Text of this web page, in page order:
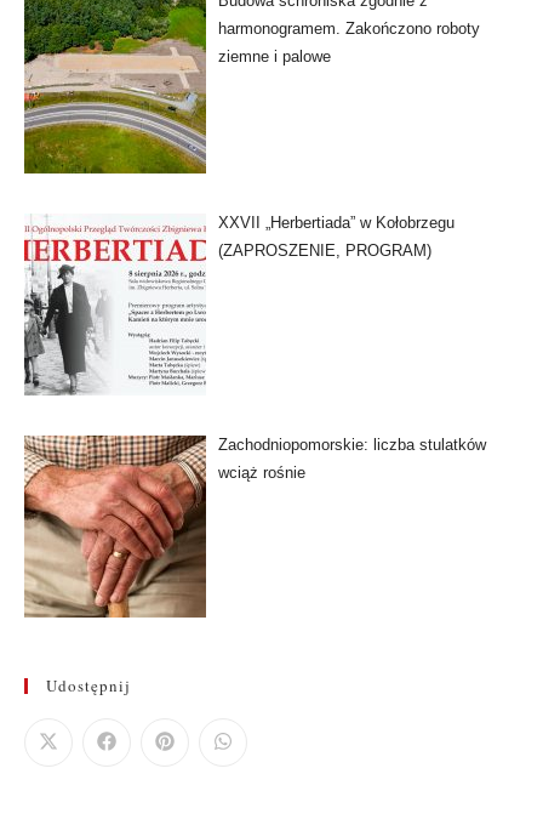
harmonogramem. Zakończono roboty
ziemne i palowe
XXVII „Herbertiada” w Kołobrzegu
(ZAPROSZENIE, PROGRAM)
Zachodniopomorskie: liczba stulatków
wciąż rośnie
Udostępnij